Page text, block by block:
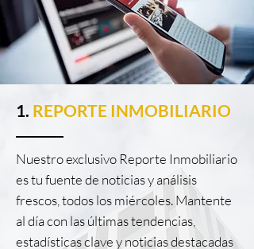
1. REPORTE INMOBILIARIO
Nuestro exclusivo Reporte Inmobiliario
es tu fuente de noticias y análisis
frescos, todos los miércoles. Mantente
al día con las últimas tendencias,
estadísticas clave y noticias destacadas